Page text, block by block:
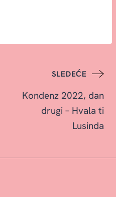
SLEDEĆE
Kondenz 2022, dan
drugi – Hvala ti
Lusinda